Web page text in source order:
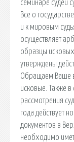
семинаре судей
Все о
и к мировым
осуществляет
образцы
утверждены
Обращаем Ваше
исковые. Также
рассмотрения
года действует
документов в
необходимо